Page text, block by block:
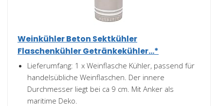
Weinkühler Beton Sektkühler
Flaschenkühler Getränkekühler...*
Lieferumfang: 1 x Weinflasche Kühler, passend für
handelsübliche Weinflaschen. Der innere
Durchmesser liegt bei ca 9 cm. Mit Anker als
maritime Deko.